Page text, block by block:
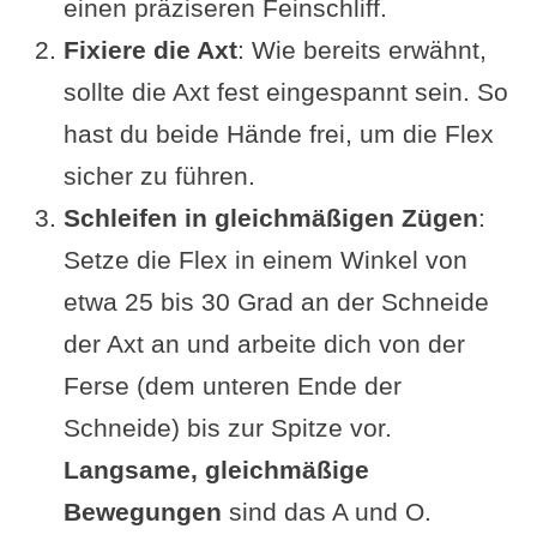
einen präziseren Feinschliff.
Fixiere die Axt: Wie bereits erwähnt,
sollte die Axt fest eingespannt sein. So
hast du beide Hände frei, um die Flex
sicher zu führen.
Schleifen in gleichmäßigen Zügen:
Setze die Flex in einem Winkel von
etwa 25 bis 30 Grad an der Schneide
der Axt an und arbeite dich von der
Ferse (dem unteren Ende der
Schneide) bis zur Spitze vor.
Langsame, gleichmäßige
Bewegungen sind das A und O.